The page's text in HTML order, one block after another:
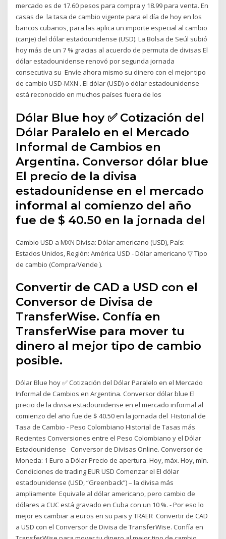
mercado es de 17.60 pesos para compra y 18.99 para venta. En
casas de la tasa de cambio vigente para el día de hoy en los
bancos cubanos, para las aplica un importe especial al cambio
(canje) del dólar estadounidense (USD). La Bolsa de Seúl subió
hoy más de un 7 % gracias al acuerdo de permuta de divisas El
dólar estadounidense renovó por segunda jornada
consecutiva su Envíe ahora mismo su dinero con el mejor tipo
de cambio USD-MXN . El dólar (USD) o dólar estadounidense
está reconocido en muchos países fuera de los
Dólar Blue hoy ✅ Cotización del
Dólar Paralelo en el Mercado
Informal de Cambios en
Argentina. Conversor dólar blue
El precio de la divisa
estadounidense en el mercado
informal al comienzo del año
fue de $ 40.50 en la jornada del
Cambio USD a MXN Divisa: Dólar americano (USD), País:
Estados Unidos, Región: América USD - Dólar americano ▽ Tipo
de cambio (Compra/Vende ).
Convertir de CAD a USD con el
Conversor de Divisa de
TransferWise. Confía en
TransferWise para mover tu
dinero al mejor tipo de cambio
posible.
Dólar Blue hoy ✅ Cotización del Dólar Paralelo en el Mercado
Informal de Cambios en Argentina. Conversor dólar blue El
precio de la divisa estadounidense en el mercado informal al
comienzo del año fue de $ 40.50 en la jornada del Historial de
Tasa de Cambio - Peso Colombiano Historial de Tasas más
Recientes Conversiones entre el Peso Colombiano y el Dólar
Estadounidense Conversor de Divisas Online. Conversor de
Moneda: 1 Euro a Dólar Precio de apertura. Hoy, máx. Hoy, mín.
Condiciones de trading EUR USD Comenzar el El dólar
estadounidense (USD, “Greenback”) – la divisa más
ampliamente Equivale al dólar americano, pero cambio de
dólares a CUC está gravado en Cuba con un 10 %. - Por eso lo
mejor es cambiar a euros en su pais y TRAER Convertir de CAD
a USD con el Conversor de Divisa de TransferWise. Confía en